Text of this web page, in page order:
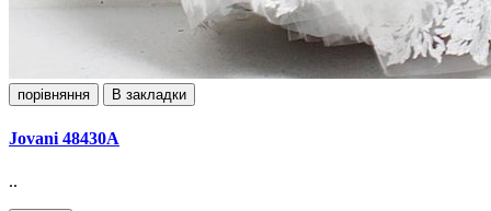
порівняння В закладки
Jovani 48430А
..